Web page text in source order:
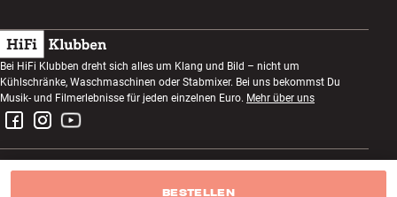
BESTELLEN
AGB
Datenschutzerklärung
Impressum
Kundenklub
Abend zum Zuhören
Wettbewerbe
Jobs bei HiFi Klubben
Geschenkkarte
Bauen mit Klang
Montage und Installation
Rückgabe von Elektroschrott
Bei HiFi Klubben dreht sich alles um Klang und Bild – nicht um
Kühlschränke, Waschmaschinen oder Stabmixer. Bei uns bekommst Du
Musik- und Filmerlebnisse für jeden einzelnen Euro. Mehr über uns